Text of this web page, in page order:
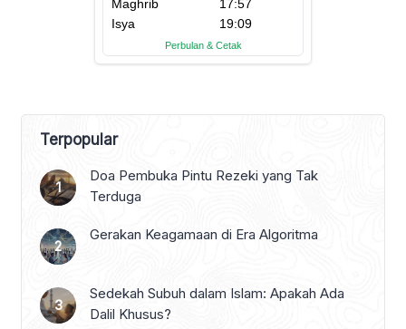
Terpopular
Doa Pembuka Pintu Rezeki yang Tak
Terduga
Gerakan Keagamaan di Era Algoritma
Sedekah Subuh dalam Islam: Apakah Ada
Dalil Khusus?